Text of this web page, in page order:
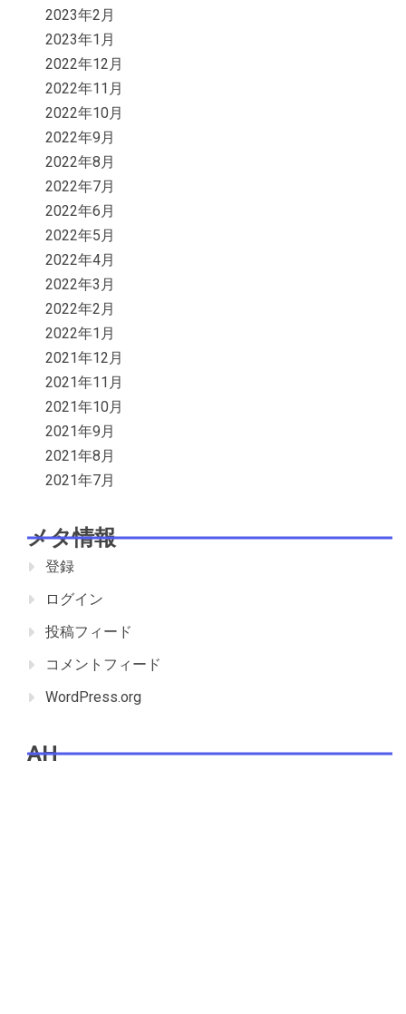
2023年2月
2023年1月
2022年12月
2022年11月
2022年10月
2022年9月
2022年8月
2022年7月
2022年6月
2022年5月
2022年4月
2022年3月
2022年2月
2022年1月
2021年12月
2021年11月
2021年10月
2021年9月
2021年8月
2021年7月
メタ情報
登録
ログイン
投稿フィード
コメントフィード
WordPress.org
AH